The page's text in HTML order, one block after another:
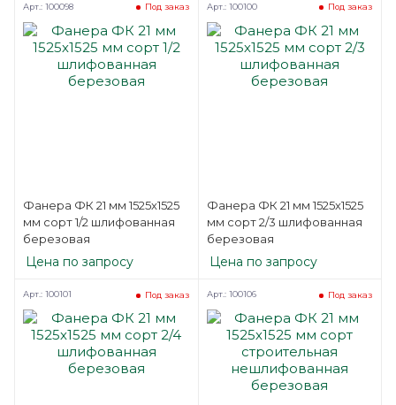
Фанера ФК 21 мм 1525х1525
мм сорт 1/2 шлифованная
березовая
Под заказ
Арт.: 100098
Цена по запросу
Фанера ФК 21 мм 1525х1525
мм сорт 2/3 шлифованная
березовая
Под заказ
Арт.: 100100
Цена по запросу
Под заказ
Арт.: 100101 Под заказ
Арт.: 100106